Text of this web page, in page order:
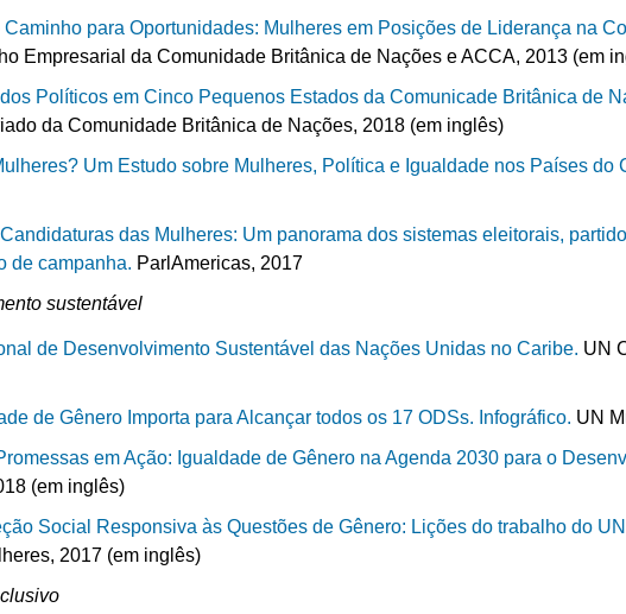
para Oportunidades: Mulheres em Posições de Liderança na
Empresarial da Comunidade Britânica de Nações e ACCA, 2013 (em
Políticos em Cinco Pequenos Estados da Comunicade Britânica de
da Comunidade Britânica de Nações, 2018 (em inglês)
Um Estudo sobre Mulheres, Política e Igualdade nos Países do
das Mulheres: Um panorama dos sistemas eleitorais,
de campanha. ParlAmericas, 2017
sustentável
de Desenvolvimento Sustentável das Nações Unidas no Caribe. UN
de Gênero Importa para Alcançar todos os 17 ODSs. Infográfico. UN
em Ação: Igualdade de Gênero na Agenda 2030 para o
(em inglês)
Social Responsiva às Questões de Gênero: Lições do trabalho do
2017 (em inglês)